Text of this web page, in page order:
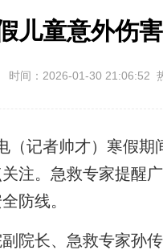
儿童意外伤
时间：2026-01-30 21:06:52
记者帅才）寒假期
注。急救专家提醒
防线。
长、急救专家孙传